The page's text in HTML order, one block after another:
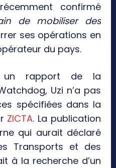
confirmé
de mobiliser des
ses opérations en
du pays.
un rapport de la
Uzi n’a pas
spécifiées dans la
ZICTA. La publication
qui aurait déclaré
Transports et des
à la recherche d’un